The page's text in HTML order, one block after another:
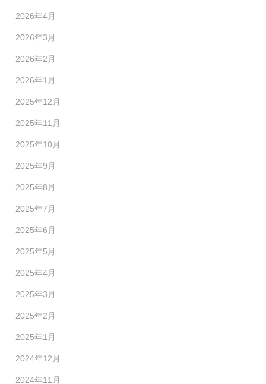
2026年4月
2026年3月
2026年2月
2026年1月
2025年12月
2025年11月
2025年10月
2025年9月
2025年8月
2025年7月
2025年6月
2025年5月
2025年4月
2025年3月
2025年2月
2025年1月
2024年12月
2024年11月